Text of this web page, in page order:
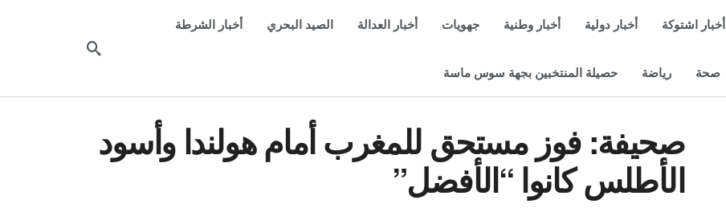
أخبار اشتوكة أخبار دولية أخبار وطنية جهويات أخبار العدالة الصيد البحري أخبار الشرطة
صحة رياضة حصيلة المنتخبين بجهة سوس ماسة
صحيفة: فوز مستحق للمغرب أمام هولندا وأسود
الأطلس كانوا “الأفضل”